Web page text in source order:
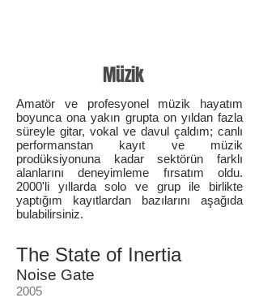
Müzik
Amatör ve profesyonel müzik hayatım
boyunca ona yakın grupta on yıldan fazla
süreyle gitar, vokal ve davul çaldım; canlı
performanstan kayıt ve müzik
prodüksiyonuna kadar sektörün farklı
alanlarını deneyimleme fırsatım oldu.
2000'li yıllarda solo ve grup ile birlikte
yaptığım kayıtlardan bazılarını aşağıda
bulabilirsiniz.
The State of Inertia
Noise Gate
2005